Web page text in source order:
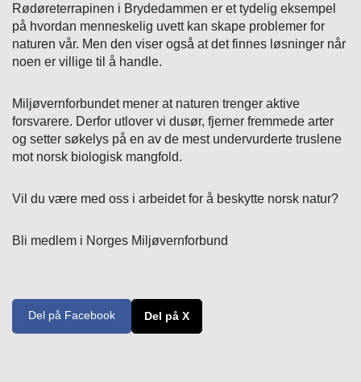
Rødøreterrapinen i Brydedammen er et tydelig eksempel
på hvordan menneskelig uvett kan skape problemer for
naturen vår. Men den viser også at det finnes løsninger når
noen er villige til å handle.
Miljøvernforbundet mener at naturen trenger aktive
forsvarere. Derfor utlover vi dusør, fjerner fremmede arter
og setter søkelys på en av de mest undervurderte truslene
mot norsk biologisk mangfold.
Vil du være med oss i arbeidet for å beskytte norsk natur?
Bli medlem i Norges Miljøvernforbund
Del på Facebook Del på X